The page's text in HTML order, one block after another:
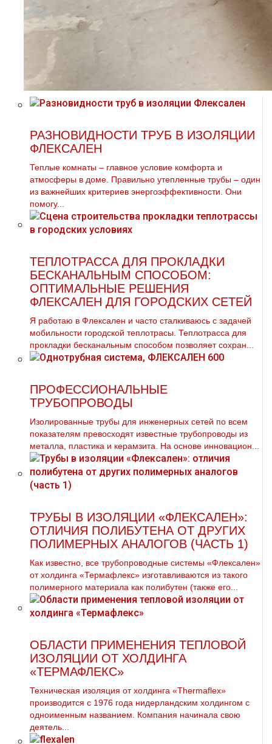
РАЗНОВИДНОСТИ ТРУБ В ИЗОЛЯЦИИ
ФЛЕКСАЛЕН
Теплые комнаты – главное условие комфорта и
атмосферы в доме. Правильно утепленные трубы – один
из важнейших критериев энергоэффективности. Они
помогу...
ТЕПЛОТРАССА ДЛЯ ПРОКЛАДКИ
БЕСКАНАЛЬНЫМ СПОСОБОМ:
ОПТИМАЛЬНЫЕ РЕШЕНИЯ
ФЛЕКСАЛЕН ДЛЯ ГОРОДСКИХ СЕТЕЙ
Я работаю в Флексален и часто сталкиваюсь с задачей
мобильности городской теплотрасы. Теплотрасса для
прокладки бесканальным способом позволяет сохран...
ПРОФЕССИОНАЛЬНЫЕ
ТРУБОПРОВОДЫ
Изолированные тpубы для инженерных сетей по всем
показателям превосходят известные тpубопроводы из
металла, пластика и керамзита. На основе инновацион...
ТРУБЫ В ИЗОЛЯЦИИ «ФЛЕКСАЛЕН»:
ОТЛИЧИЯ ПОЛИБУТЕНА ОТ ДРУГИХ
ПОЛИМЕРНЫХ АНАЛОГОВ (ЧАСТЬ 1)
Как известно, все трубопроводные системы «Флексален»
от холдинга «Термафлекс» изготавливаются из такого
полимерного материала как полибутен (также его...
ОБЛАСТИ ПРИМЕНЕНИЯ ТЕПЛОВОЙ
ИЗОЛЯЦИИ ОТ ХОЛДИНГА
«ТЕРМАФЛЕКС»
Техническая изоляция от холдинга «Thermaflex»
производится с 1976 года нидерландским холдингом с
одноименным названием. Компания начинала свою
деятель...